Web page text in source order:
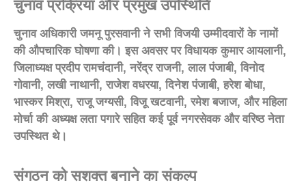
चुनाव प्रक्रिया और प्रमुख उपस्थिति
चुनाव अधिकारी जमनू पुरसवानी ने सभी विजयी उम्मीदवारों के नामों
की औपचारिक घोषणा की। इस अवसर पर विधायक कुमार आयलानी,
जिलाध्यक्ष प्रदीप रामचंदानी, नरेंद्र राजनी, लाल पंजाबी, विनोद
गोवानी, लखी नाथानी, राजेश वधरया, दिनेश पंजाबी, हरेश बोधा,
भास्कर मिश्रा, राजू जग्यसी, विजू खटवानी, रमेश बजाज, और महिला
मोर्चा की अध्यक्ष लता पगारे सहित कई पूर्व नगरसेवक और वरिष्ठ नेता
उपस्थित थे।
संगठन को सशक्त बनाने का संकल्प